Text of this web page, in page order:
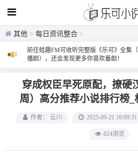
其他 > 每日资讯整合 >
前往蛙趣FM可收听完整版《乐可》全集
播剧），还会发现更多你喜欢番剧！
穿成权臣早死原配，撩硬
周）高分推荐小说排行榜
的命运重塑之
作者： 云川 2025-09-21 10:09:31
824浏览